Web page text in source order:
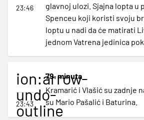
23:46
glavnoj ulozi. Sjajna lopta u
Spenceu koji koristi svoju
loptu u nadi da će matirati
jednom Vatrena jedinica
ion:arrow-
undo-
outline
23:43
79. minuta
Kramarić i Vlašić su zadnje
su Mario Pašalić i Baturina.